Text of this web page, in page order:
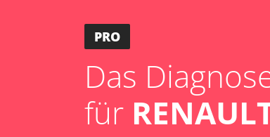
PRO
Das
für